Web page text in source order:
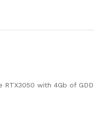
RTX3050 with 4Gb of